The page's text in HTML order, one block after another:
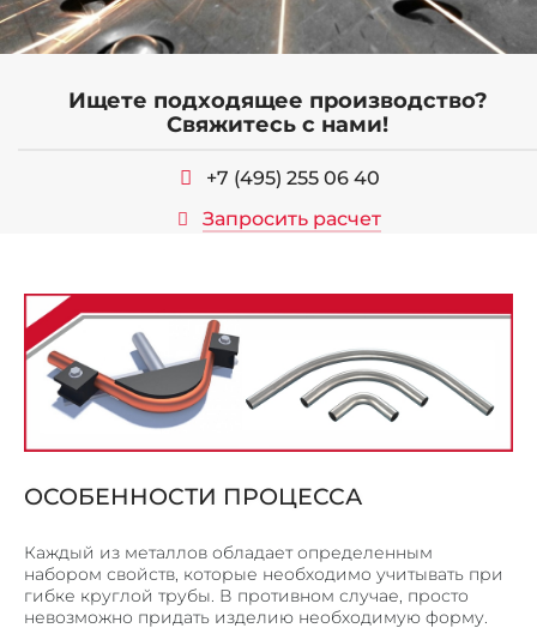
ОГРАЖДЕНИЯ
МЕТАЛЛИЧЕСКИЙ ПРОФИЛЬ П, Z – ОБРАЗНЫЙ
ОТКОСЫ И ОТЛИВЫ
ЛИФТОВЫЕ ПОРТАЛЫ
МЕТАЛЛИЧЕСКИЕ КАРКАСЫ
МЕТАЛОКОНСТРУКЦИИ И ИЗДЕЛИЯ
СТЕЛЛАЖИ, ШКАФЫ
ПОЧТОВЫЕ ЯЩИКИ
КОЗЫРЬКИ И НАВЕСЫ
НАШИ РАБОТЫ
КОНТАКТЫ
Ищете подходящее производство?
Свяжитесь с нами!
+7 (495) 255 06 40
Запросить расчет
ОСОБЕННОСТИ ПРОЦЕССА
Каждый из металлов обладает определенным
набором свойств, которые необходимо учитывать при
гибке круглой трубы. В противном случае, просто
невозможно придать изделию необходимую форму.